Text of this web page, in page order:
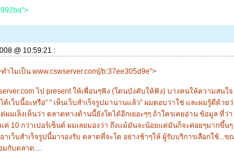
@ 10:59:21 :
ำไมเป็น www.cswserver.com[/b:37ee305d9e">
ไป present ให้เพื่อนๆฟัง (โดนบังคับให้ฟัง) บางคนให้ความสน
ได้เว็บนี้อะหรือ" " เห็นเว็บสำเร็จรูปมานานแล้ว" ผมตอบว่าใช่ และผมรู้ดีด้ว
ผมเล็งเห็นว่า ตลาดทางด้านนี้ยังโตได้อีกเยอะๆๆ ถ้าใครเคยอ่าน ข้อมูล ที่ว่
แค่ 10 กว่าเปอร์เซ็นต์ ผมเลยมองว่า ถึงแม้มันจะน้อยแต่มันก็จะค่อยๆมากขึ้น
าเว็บสำเร็จรูปนี้มารองรับ ตลาดที่จะโต อย่างช้าๆให้ ผู้รับบริการเลือกใช้...
มกับตลาด....